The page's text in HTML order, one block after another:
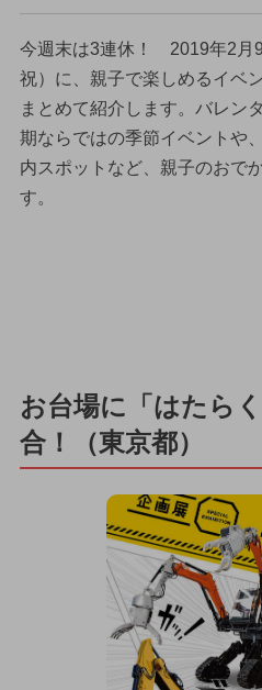
今週末は3連休！ 2019年2月9
祝）に、親子で楽しめるイベ
まとめて紹介します。バレン
期ならではの季節イベントや
内スポットなど、親子のおで
す。
お台場に「はたら
合！（東京都）